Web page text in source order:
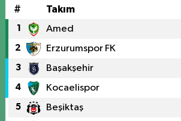
# Takım
1 Amed
2 Erzurumspor FK
3 Başakşehir
4 Kocaelispor
5 Beşiktaş